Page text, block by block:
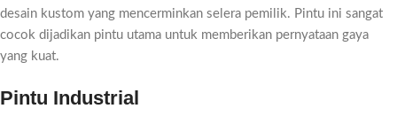
desain kustom yang mencerminkan selera pemilik. Pintu ini sangat
cocok dijadikan pintu utama untuk memberikan pernyataan gaya
yang kuat.
Pintu Industrial